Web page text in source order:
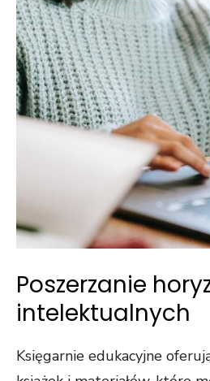
Poszerzanie
intelektualnych
Księgarnie edukacyjne